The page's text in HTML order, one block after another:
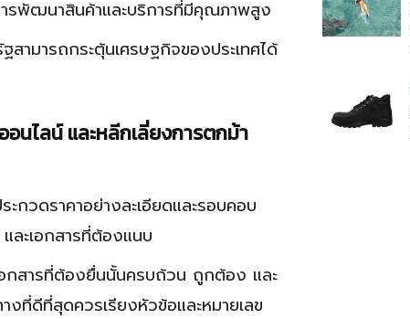
ารพัฒนาสินค้าและบริการที่มีคุณภาพสูง
ามารถกระตุ้นเศรษฐกิจของประเทศได้
อนไลน์ และหลีกเลี่ยงการตกม้า
ะกวดราคาอย่างละเอียดและรอบคอบ
ละเอกสารที่ต้องแนบ
กสารที่ต้องยื่นนั้นครบถ้วน ถูกต้อง และ
งที่ดีที่สุดควรเรียงหัวข้อและหมายเลข